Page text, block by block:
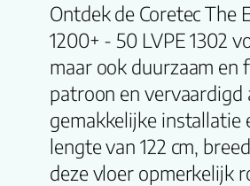
Ontdek de Coretec The
1200+ - 50 LVPE 1302
maar ook duurzaam en
patroon en vervaardigd
gemakkelijke installatie
lengte van 122 cm,
deze vloer opmerkelijk